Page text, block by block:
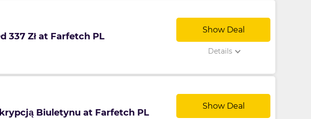
337 Zł at Farfetch PL
Show Deal
Details
Biuletynu at Farfetch PL
Show Deal